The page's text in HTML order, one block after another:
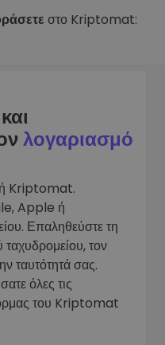
στο Kriptomat:
λογαριασμό
Kriptomat.
Apple ή
Επαληθεύστε τη
ταχυδρομείου, τον
ταυτότητά σας.
όλες τις
του Kriptomat